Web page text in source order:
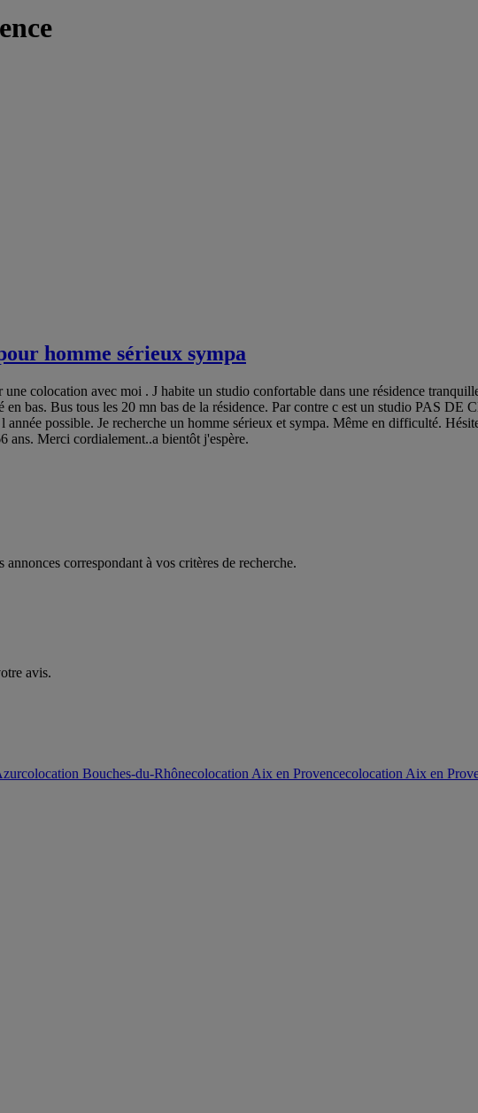
homme sérieux sympa
colocation avec moi . J habite un studio confortable dans une résidence
en bas. Bus tous les 20 mn bas de la résidence. Par contre c est un studio
possible. Je recherche un homme sérieux et sympa. Même en difficulté.
ans. Merci cordialement..a bientôt j'espère.
correspondant à vos critères de recherche.
avis.
colocation Bouches-du-Rhônecolocation Aix en Provencecolocation Aix en